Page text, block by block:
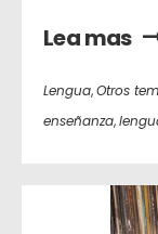
Lea mas
Lengua,Otros
enseñanza,